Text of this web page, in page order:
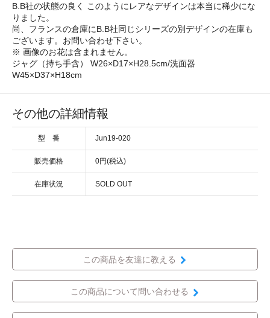
B.B社の状態の良く このようにレアなデザインは本当に稀少にな
りました。
尚、フランスの倉庫にB.B社同じシリーズの別デザインの在庫も
ございます。お問い合わせ下さい。
※ 画像のお花は含まれません。
ジャグ（持ち手含） W26×D17×H28.5cm/洗面器
W45×D37×H18cm
その他の詳細情報
型 番 Jun19-020
販売価格 0円(税込)
在庫状況 SOLD OUT
この商品を友達に教える
この商品について問い合わせる